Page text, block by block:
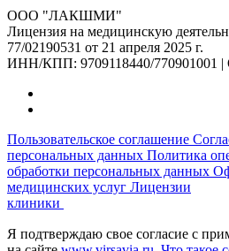
ООО "ЛАКШМИ"
Лицензия на медицинскую
77/02190531 от 21 апреля 2025 г.
ИНН/КПП: 9709118440/770901001 |
Пользовательское соглашение
персональных данных Политика
обработки персональных данных
медицинских услуг Лицензии
клиники
Я подтверждаю свое согласие с